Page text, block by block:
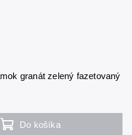
granát zelený fazetovaný
Do košíka